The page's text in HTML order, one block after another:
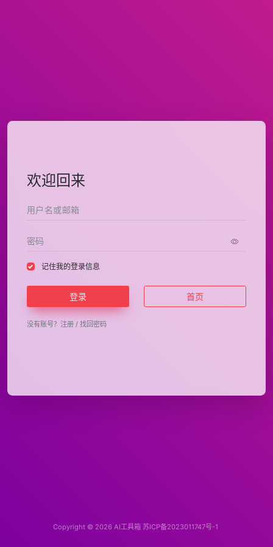
欢迎回来
记住我的登录信息
登录 首页
没有账号？ 注册 / 找回密码
Copyright © 2026 AI工具箱 苏ICP备2023011747号-1